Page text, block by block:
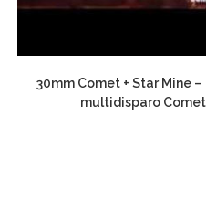
30mm Comet + Star Mine
multidisparo